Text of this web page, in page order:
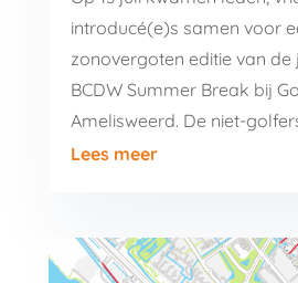
introducé(e)s samen voor
zonovergoten editie van de
BCDW Summer Break bij
Amelisweerd. De niet-
Lees meer